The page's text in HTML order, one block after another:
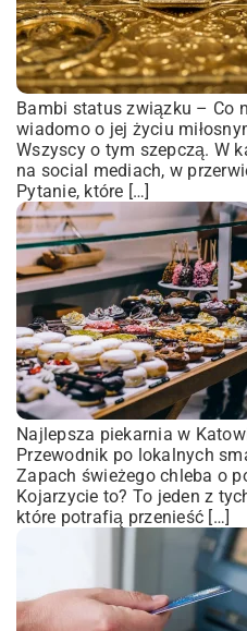
Bambi status związku – Co
wiadomo o jej życiu
Wszyscy o tym szepczą. W
na social mediach, w
Pytanie, które […]
Najlepsza piekarnia w
Przewodnik po lokalnych
Zapach świeżego chleba o
Kojarzycie to? To jeden z
które potrafią przenieść […]